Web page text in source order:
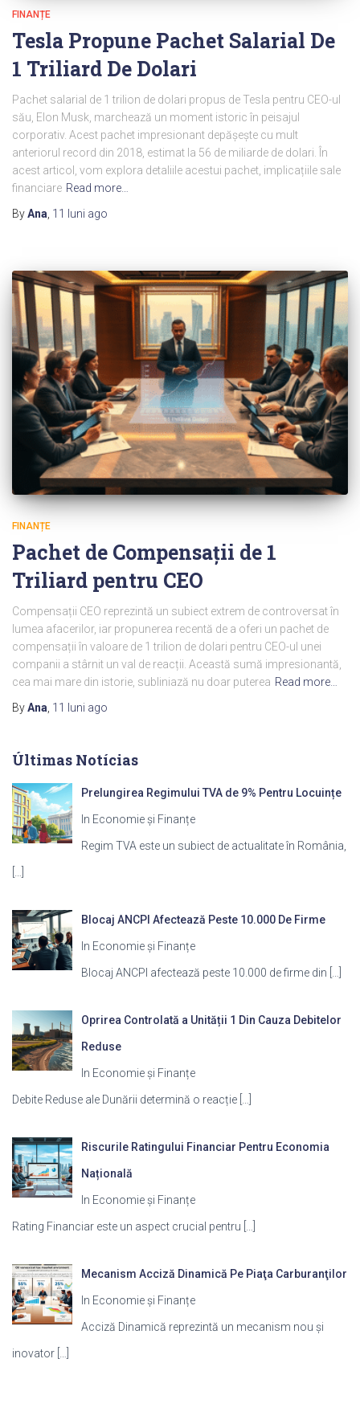
FINANȚE
Tesla Propune Pachet Salarial De
1 Triliard De Dolari
Pachet salarial de 1 trilion de dolari propus de Tesla pentru CEO-ul
său, Elon Musk, marchează un moment istoric în peisajul
corporativ. Acest pachet impresionant depășește cu mult
anteriorul record din 2018, estimat la 56 de miliarde de dolari. În
acest articol, vom explora detaliile acestui pachet, implicațiile sale
financiare Read more…
ByAna 11 luni ago
FINANȚE
Pachet de Compensații de 1
Triliard pentru CEO
Compensații CEO reprezintă un subiect extrem de controversat în
lumea afacerilor, iar propunerea recentă de a oferi un pachet de
compensații în valoare de 1 trilion de dolari pentru CEO-ul unei
companii a stârnit un val de reacții. Această sumă impresionantă,
cea mai mare din istorie, subliniază nu doar puterea Read more…
ByAna 11 luni ago
Últimas Notícias
Prelungirea Regimului TVA de 9% Pentru Locuințe
In Economie și Finanțe
Regim TVA este un subiect de actualitate în România,
Blocaj ANCPI Afectează Peste 10.000 De Firme
In Economie și Finanțe
Blocaj ANCPI afectează peste 10.000 de firme din
Oprirea Controlată a Unității 1 Din Cauza Debitelor
Reduse
In Economie și Finanțe
Debite Reduse ale Dunării determină o reacție
Riscurile Ratingului Financiar Pentru Economia
Națională
In Economie și Finanțe
Rating Financiar este un aspect crucial pentru
Mecanism Acciză Dinamică Pe Piaţa Carburanţilor
In Economie și Finanțe
Acciză Dinamică reprezintă un mecanism nou și
inovator